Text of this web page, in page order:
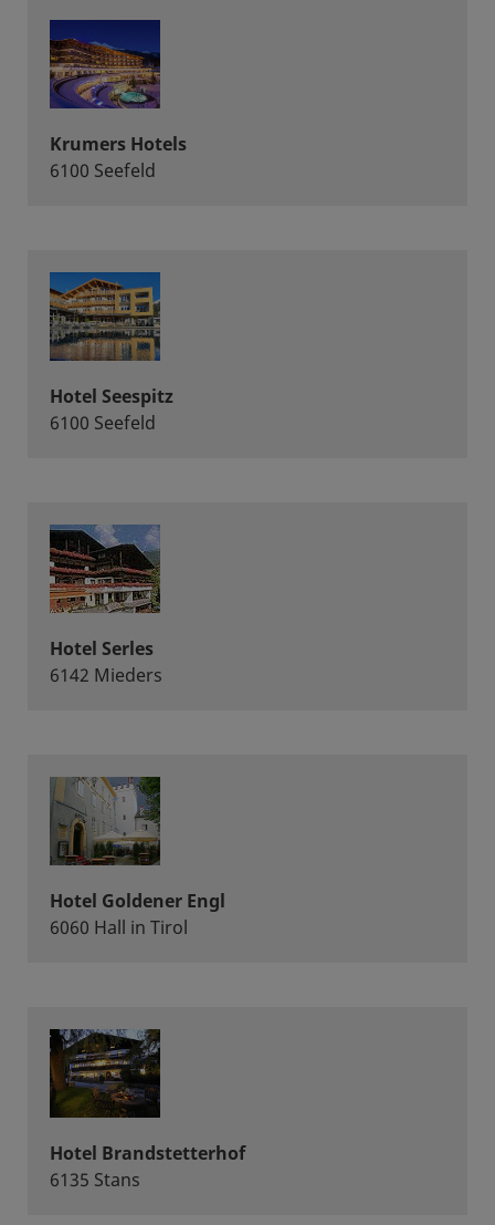
Krumers Hotels
6100 Seefeld
Hotel Seespitz
6100 Seefeld
Hotel Serles
6142 Mieders
Hotel Goldener Engl
6060 Hall in Tirol
Hotel Brandstetterhof
6135 Stans